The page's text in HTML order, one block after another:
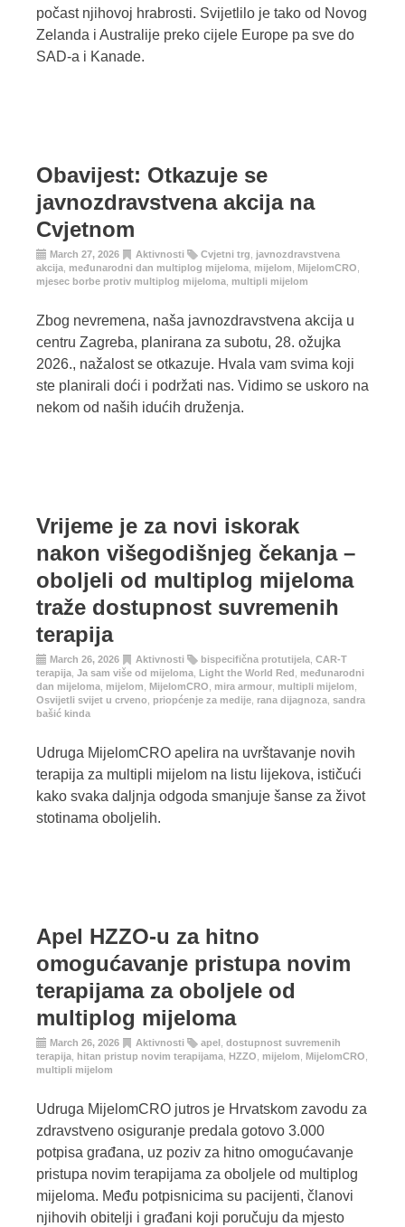
počast njihovoj hrabrosti. Svijetlilo je tako od Novog
Zelanda i Australije preko cijele Europe pa sve do
SAD-a i Kanade.
Obavijest: Otkazuje se
javnozdravstvena akcija na
Cvjetnom
March 27, 2026 Aktivnosti Cvjetni trg
javnozdravstvena
akcija međunarodni dan multiplog mijeloma mijelom MijelomCRO
mjesec borbe protiv multiplog mijeloma multipli mijelom
Zbog nevremena, naša javnozdravstvena akcija u
centru Zagreba, planirana za subotu, 28. ožujka
2026., nažalost se otkazuje. Hvala vam svima koji
ste planirali doći i podržati nas. Vidimo se uskoro na
nekom od naših idućih druženja.
Vrijeme je za novi iskorak
nakon višegodišnjeg čekanja –
oboljeli od multiplog mijeloma
traže dostupnost suvremenih
terapija
March 26, 2026 Aktivnosti bispecifična protutijela CAR-T
terapija Ja sam više od mijeloma Light the World Red
međunarodni
dan mijeloma mijelom MijelomCRO mira armour multipli mijelom
Osvijetli svijet u crveno
priopćenje za medije rana dijagnoza sandra
bašić kinda
Udruga MijelomCRO apelira na uvrštavanje novih
terapija za multipli mijelom na listu lijekova, ističući
kako svaka daljnja odgoda smanjuje šanse za život
stotinama oboljelih.
Apel HZZO-u za hitno
omogućavanje pristupa novim
terapijama za oboljele od
multiplog mijeloma
March 26, 2026 Aktivnosti apel dostupnost suvremenih
terapija hitan pristup novim terapijama HZZO mijelom MijelomCRO
multipli mijelom
Udruga MijelomCRO jutros je Hrvatskom zavodu za
zdravstveno osiguranje predala gotovo 3.000
potpisa građana, uz poziv za hitno omogućavanje
pristupa novim terapijama za oboljele od multiplog
mijeloma. Među potpisnicima su pacijenti, članovi
njihovih obitelji i građani koji poručuju da mjesto